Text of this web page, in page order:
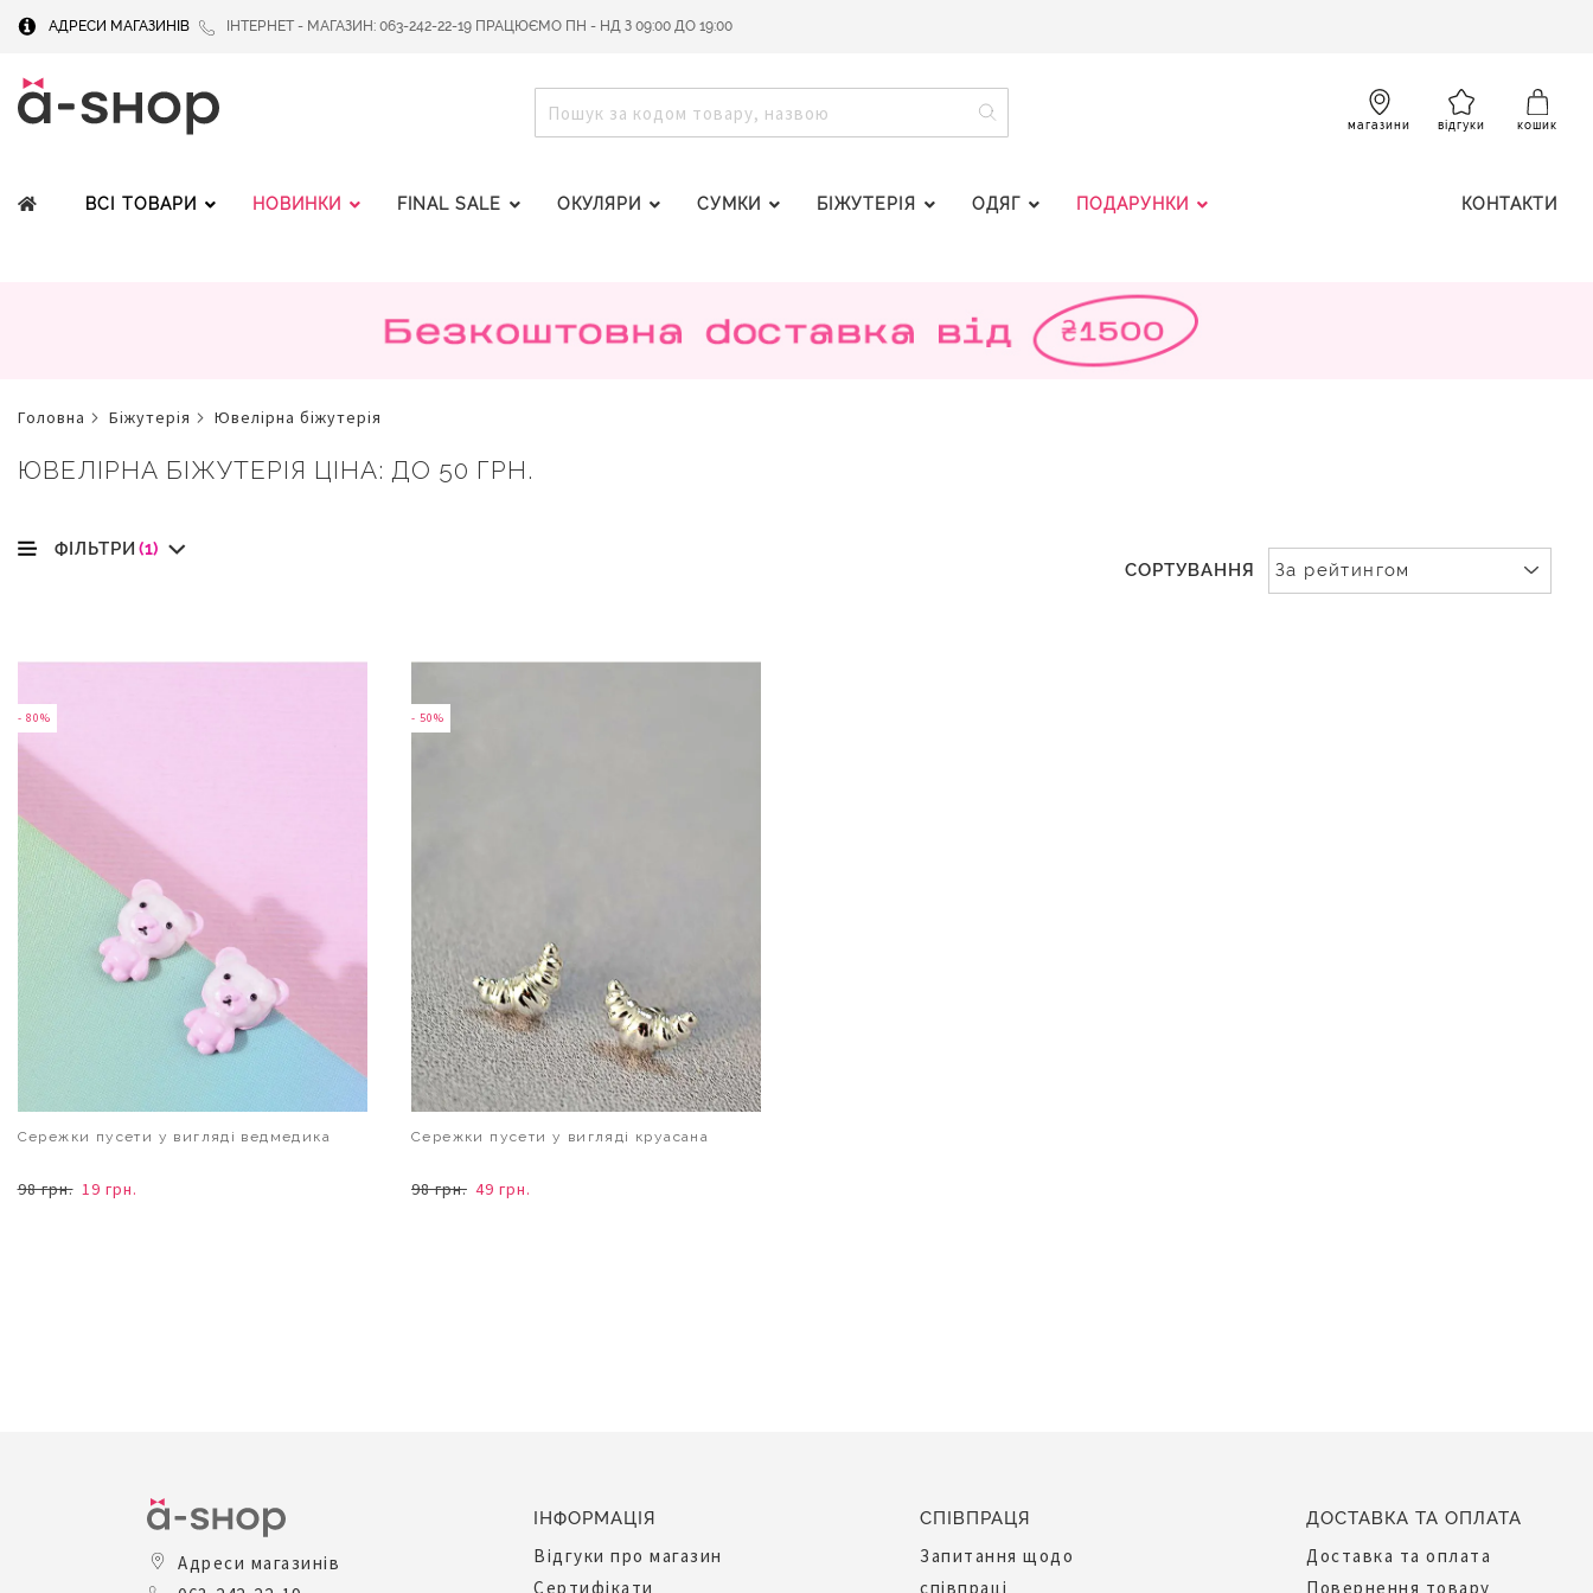
АДРЕСИ МАГАЗИНІВ ІНТЕРНЕТ - МАГАЗИН: 063-242-22-19 ПРАЦЮЄМО ПН - НД З 09:00 ДО 19:00
ПОШУК
магазини відгуки кошик
ВСІ ТОВАРИ НОВИНКИ FINAL SALE ОКУЛЯРИ СУМКИ БІЖУТЕРІЯ ОДЯГ ПОДАРУНКИ КОНТАКТИ
головна біжутерія ювелірна біжутерія
ЮВЕЛІРНА БІЖУТЕРІЯ ЦІНА: ДО 50 ГРН.
СОРТУВАННЯ
- 80%
Сережки пусети у вигляді ведмедика
98 грн. 19 грн.
- 50%
Сережки пусети у вигляді круасана
98 грн. 49 грн.
ФІЛЬТРИ (1)
Адреси магазинів
ІНФОРМАЦІЯ
Відгуки про магазин
Сертифікати
СПІВПРАЦЯ
Запитання щодо
співпраці
ДОСТАВКА ТА ОПЛАТА
Доставка та оплата
Повернення товару